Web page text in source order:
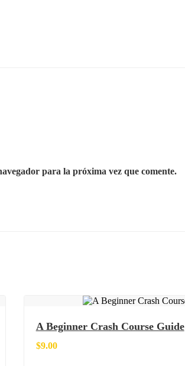
para la próxima vez que comente.
A Beginner Crash Course Guide
$9.00